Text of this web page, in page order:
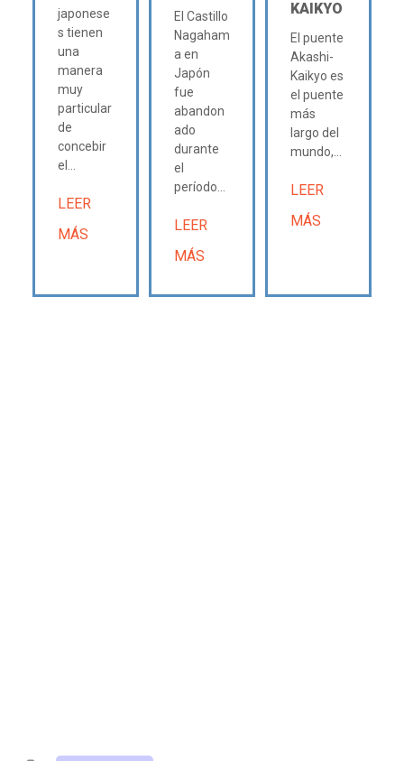
japonese
s tienen
una
manera
muy
particular
de
concebir
el...
LEER
MÁS
El Castillo
Nagaham
a en
Japón
fue
abandon
ado
durante
el
período...
LEER
MÁS
KAIKYO
El puente
Akashi-
Kaikyo es
el puente
más
largo del
mundo,...
LEER
MÁS